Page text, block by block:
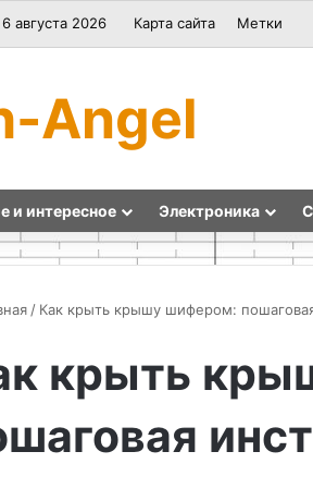
августа 2026 Карта сайта Метки
Angel
и интересное Электроника
/ Как крыть крышу шифером:
крыть
Создание
бегущей
на